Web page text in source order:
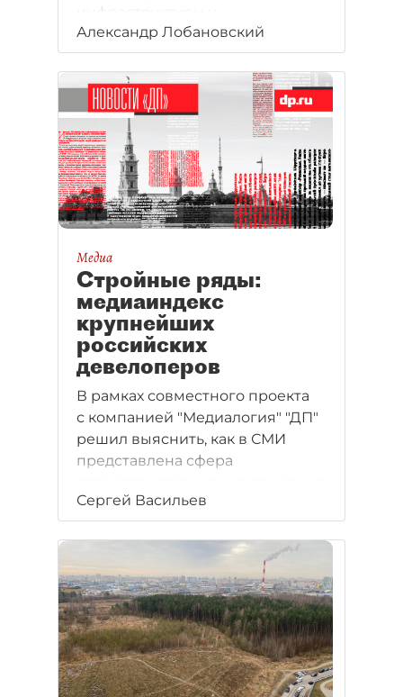
инфраструктуры и
рекреационного назначения.
Александр Лобановский
Медиа
Стройные ряды:
медиаиндекс
крупнейших
российских
девелоперов
В рамках совместного проекта
с компанией "Медиалогия" "ДП"
решил выяснить, как в СМИ
представлена сфера
события отрасли отражены
в публикациях.
Сергей Васильев